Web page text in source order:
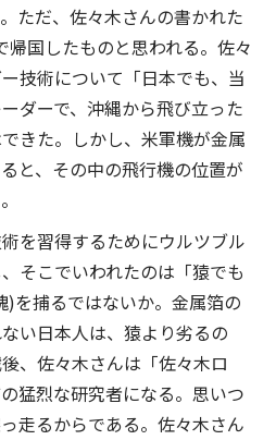
ただ、佐々木さんの書かれた
国したものと思われる。佐々
技術について「日本でも、当
ダーで、沖縄から飛び立った
きた。しかし、米軍機が金属
と、その中の飛行機の位置が
を習得するためにウルツブル
そこでいわれたのは「猿でも
を捕るではないか。金属箔の
い日本人は、猿より劣るの
、佐々木さんは「佐々木ロ
猛烈な研究者になる。思いつ
走るからである。佐々木さん